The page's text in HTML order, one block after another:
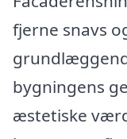
fjerne snavs
bygningens
æstetiske